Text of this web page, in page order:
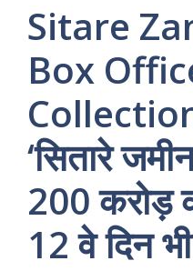
Sitare
Box
‘सितारे
200 करोड़
12 वे दिन